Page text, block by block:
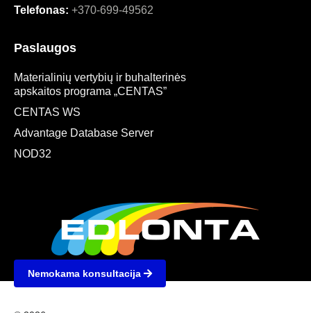
Telefonas: +370-699-49562
Paslaugos
Materialinių vertybių ir buhalterinės
apskaitos programa „CENTAS”
CENTAS WS
Advantage Database Server
NOD32
Nemokama konsultacija